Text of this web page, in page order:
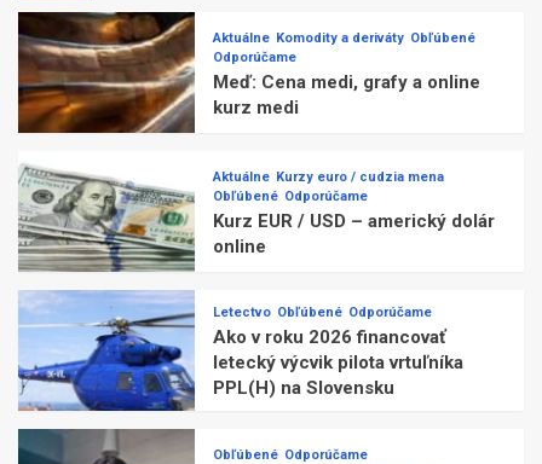
Aktuálne Komodity a deriváty Obľúbené
Odporúčame
Meď: Cena medi, grafy a online
kurz medi
Aktuálne Kurzy euro / cudzia mena
Obľúbené Odporúčame
Kurz EUR / USD – americký dolár
online
Letectvo Obľúbené Odporúčame
Ako v roku 2026 financovať
letecký výcvik pilota vrtuľníka
PPL(H) na Slovensku
Obľúbené Odporúčame